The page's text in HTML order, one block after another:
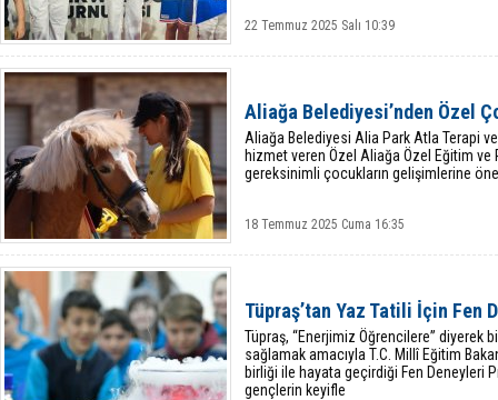
22 Temmuz 2025 Salı 10:39
Aliağa Belediyesi’nden Özel
Aliağa Belediyesi Alia Park Atla Terapi
hizmet veren Özel Aliağa Özel Eğitim
gereksinimli çocukların gelişimlerine
18 Temmuz 2025 Cuma 16:35
Tüpraş’tan Yaz Tatili İçin Fen
Tüpraş, “Enerjimiz Öğrencilere” diyerek
sağlamak amacıyla T.C. Millî Eğitim
birliği ile hayata geçirdiği Fen Deneyleri
gençlerin keyifle